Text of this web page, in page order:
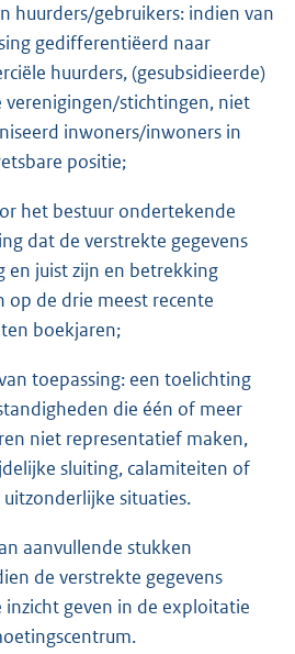
huurders/gebruikers: indien van
gedifferentiëerd naar
huurders, (gesubsidieerde)
verenigingen/stichtingen, niet
inwoners/inwoners in
positie;
het bestuur ondertekende
dat de verstrekte gegevens
en juist zijn en betrekking
op de drie meest recente
boekjaren;
toepassing: een toelichting
die één of meer
niet representatief maken,
sluiting, calamiteiten of
situaties.
aanvullende stukken
de verstrekte gegevens
geven in de exploitatie